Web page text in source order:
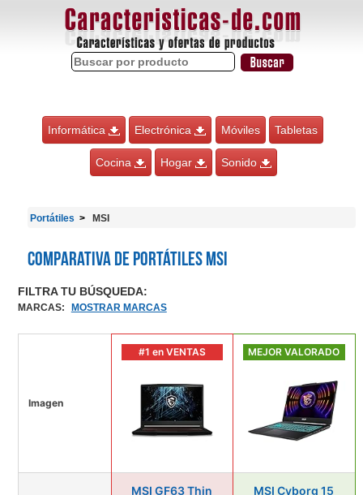
Informática Electrónica Móviles Tabletas
Cocina Hogar Sonido
Portátiles MSI
Comparativa de Portátiles MSI
FILTRA TU BÚSQUEDA:
MARCAS: MOSTRAR MARCAS
Imagen
#1 en VENTAS MEJOR VALORADO
MSI GF63 Thin
MSI Cyborg 15